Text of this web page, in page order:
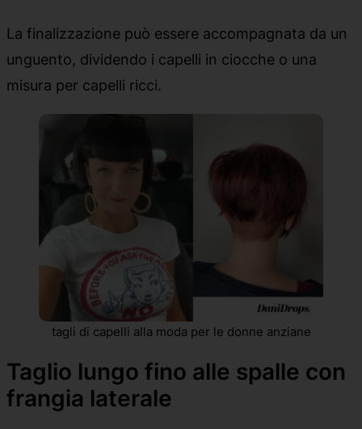
La finalizzazione può essere accompagnata da un
unguento, dividendo i capelli in ciocche o una
misura per capelli ricci.
tagli di capelli alla moda per le donne anziane
Taglio lungo fino alle spalle con
frangia laterale